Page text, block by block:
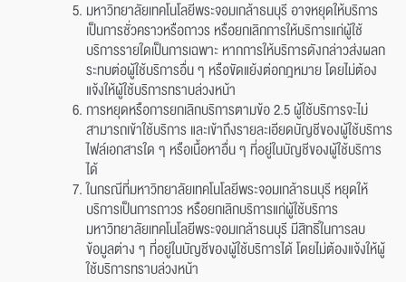
มหาวิทยาลัยเทคโนโลยีพระจอมเกล้าธนบุรี อาจหยุดให้บริการ
เป็นการชั่วคราวหรือถาวร หรือยกเลิกการให้บริการแก่ผู้ใช้
บริการรายใดเป็นการเฉพาะ หากการให้บริการดังกล่าวส่งผลก
ระทบต่อผู้ใช้บริการอื่น ๆ หรือขัดแย้งต่อกฎหมาย โดยไม่ต้อง
แจ้งให้ผู้ใช้บริการทราบล่วงหน้า
การหยุดหรือการยกเลิกบริการตามข้อ 2.5 ผู้ใช้บริการจะไม่
สามารถเข้าใช้บริการ และเข้าถึงรายละเอียดบัญชีของผู้ใช้บริการ
ไฟล์เอกสารใด ๆ หรือเนื้อหาอื่น ๆ ที่อยู่ในบัญชีของผู้ใช้บริการ
ได้
ในกรณีที่มหาวิทยาลัยเทคโนโลยีพระจอมเกล้าธนบุรี หยุดให้
บริการเป็นการถาวร หรือยกเลิกบริการแก่ผู้ใช้บริการ
มหาวิทยาลัยเทคโนโลยีพระจอมเกล้าธนบุรี มีสิทธิ์ในการลบ
ข้อมูลต่าง ๆ ที่อยู่ในบัญชีของผู้ใช้บริการได้ โดยไม่ต้องแจ้งให้ผู้
ใช้บริการทราบล่วงหน้า